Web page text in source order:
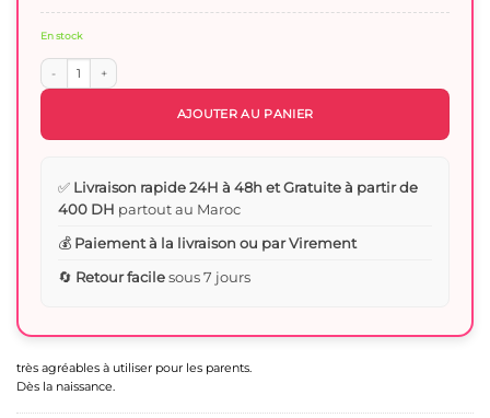
très agréables à utiliser pour les parents.
Dès la naissance.
En stock
quantité de Ciseau bébé au bout arrondi - Only baby
AJOUTER AU PANIER
✅ Livraison rapide 24H à 48h et Gratuite à partir de
400 DH partout au Maroc
💰 Paiement à la livraison ou par Virement
🔄 Retour facilesous 7 jours